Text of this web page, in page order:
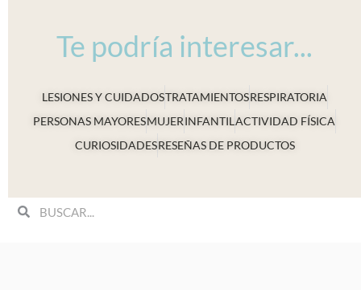
Te podría interesar...
LESIONES Y CUIDADOSTRATAMIENTOSRESPIRATORIA
PERSONAS MAYORESMUJERINFANTILACTIVIDAD FÍSICA
CURIOSIDADESRESEÑAS DE PRODUCTOS
SearchSearch